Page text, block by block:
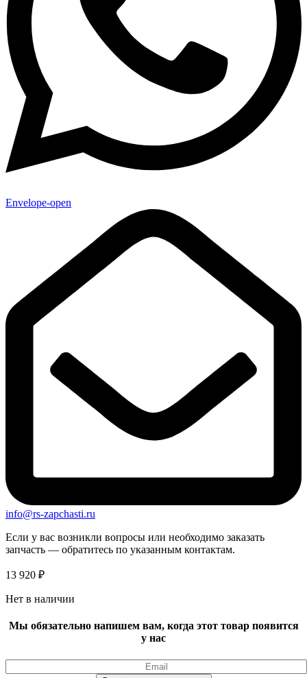
Envelope-open
info@rs-zapchasti.ru
Если у вас возникли вопросы или необходимо заказать
запчасть — обратитесь по указанным контактам.
13 920 ₽
Нет в наличии
Мы обязательно напишем вам, когда этот товар появится
у нас